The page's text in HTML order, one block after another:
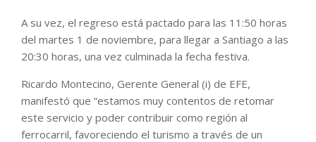
A su vez, el regreso está pactado para las 11:50 horas
del martes 1 de noviembre, para llegar a Santiago a las
20:30 horas, una vez culminada la fecha festiva.
Ricardo Montecino, Gerente General (i) de EFE,
manifestó que “estamos muy contentos de retomar
este servicio y poder contribuir como región al
ferrocarril, favoreciendo el turismo a través de un